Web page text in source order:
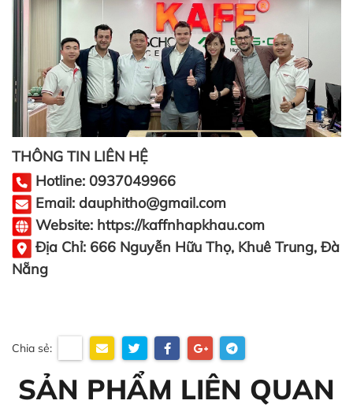
THÔNG TIN LIÊN HỆ
Hotline: 0937049966
Email: dauphitho@gmail.com
Website: https://kaffnhapkhau.com
Địa Chỉ: 666 Nguyễn Hữu Thọ, Khuê Trung, Đà
Nẵng
Chia sẻ:
SẢN PHẨM LIÊN QUAN